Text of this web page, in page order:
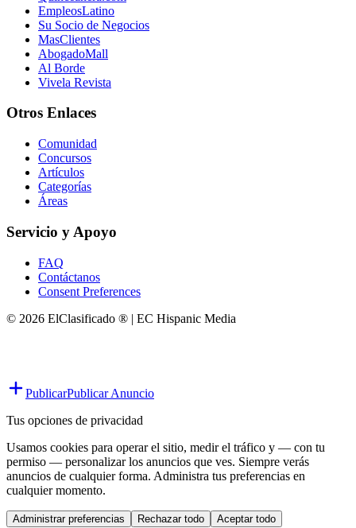
EmpleosLatino
Su Socio de Negocios
MasClientes
AbogadoMall
Al Borde
Vivela Revista
Otros Enlaces
Comunidad
Concursos
Artículos
Categorías
Áreas
Servicio y Apoyo
FAQ
Contáctanos
Consent Preferences
© 2026 ElClasificado ® | EC Hispanic Media
PublicarPublicar Anuncio
Tus opciones de privacidad
Usamos cookies para operar el sitio, medir el tráfico y — con tu
permiso — personalizar los anuncios que ves. Siempre verás
anuncios de cualquier forma. Administra tus preferencias en
cualquier momento.
Administrar preferencias Rechazar todo Aceptar todo